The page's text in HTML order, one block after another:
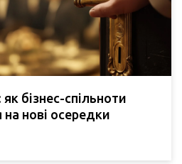
бізнес-спільноти
нові осередки